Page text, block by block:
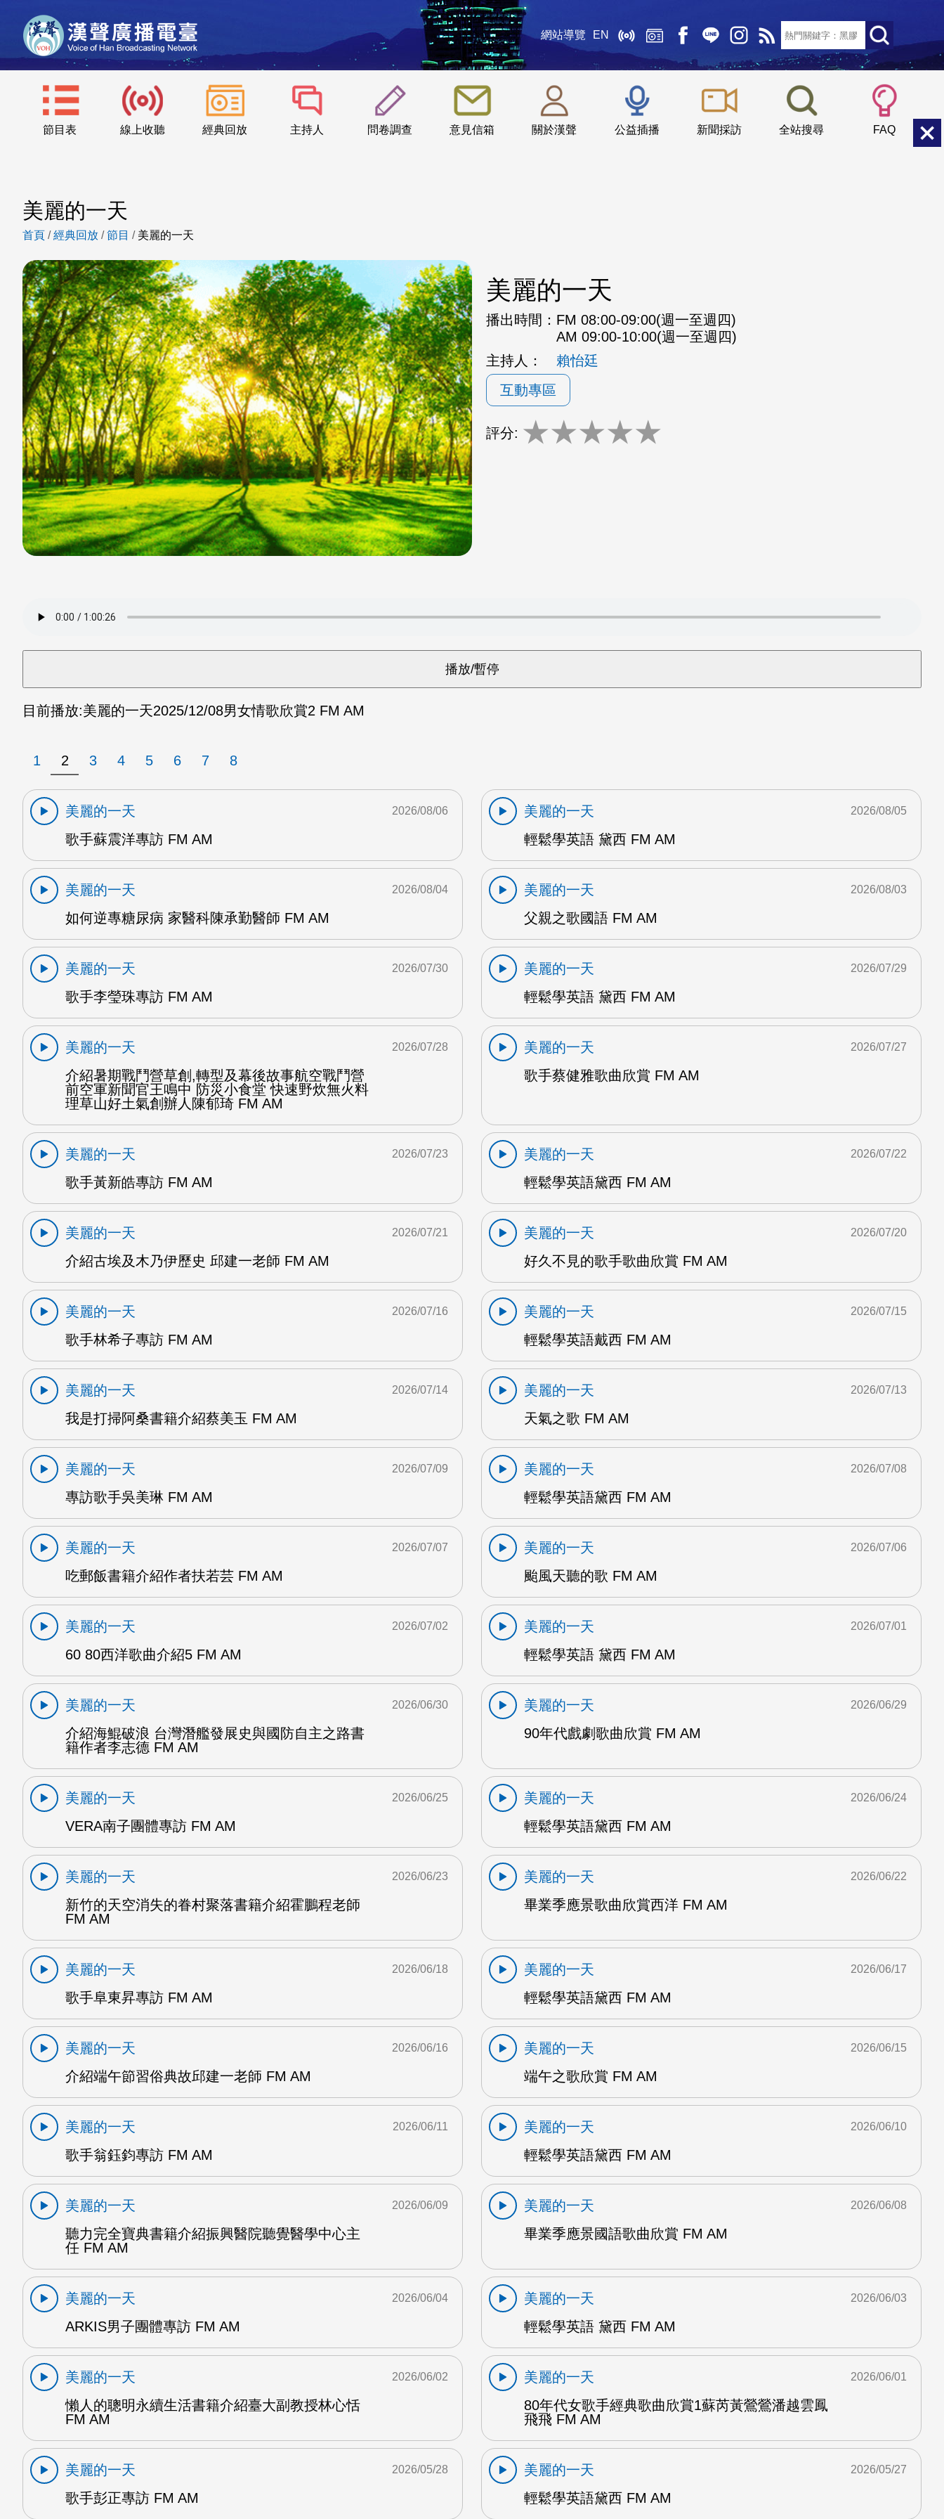
網站導覽 EN
節目表 線上收聽 經典回放 主持人 問卷調查 意見信箱 關於漢聲 公益插播 新聞採訪 全站搜尋 FAQ
::: 小 中
美麗的一天
首頁 /經典回放 /節目 / 美麗的一天
美麗的一天
播出時間： FM 08:00-09:00(週一至週四)
AM 09:00-10:00(週一至週四)
主持人：
賴怡廷
互動專區
評分: ★★★★★
目前播放:美麗的一天2025/12/08男女情歌欣賞2 FM AM
1 2 3 4 5 6 7 8
美麗的一天
歌手蘇震洋專訪 FM AM
2026/08/06
美麗的一天
輕鬆學英語 黛西 FM AM
2026/08/05
美麗的一天
如何逆專糖尿病 家醫科陳承勤醫師 FM AM
2026/08/04
美麗的一天
父親之歌國語 FM AM
2026/08/03
美麗的一天
歌手李瑩珠專訪 FM AM
2026/07/30
美麗的一天
輕鬆學英語 黛西 FM AM
2026/07/29
美麗的一天
介紹暑期戰鬥營草創,轉型及幕後故事航空戰鬥營
前空軍新聞官王鳴中 防災小食堂 快速野炊無火料
理草山好土氣創辦人陳郁琦 FM AM
2026/07/28
美麗的一天
歌手蔡健雅歌曲欣賞 FM AM
2026/07/27
美麗的一天
歌手黃新皓專訪 FM AM
2026/07/23
美麗的一天
輕鬆學英語黛西 FM AM
2026/07/22
美麗的一天
介紹古埃及木乃伊歷史 邱建一老師 FM AM
2026/07/21
美麗的一天
好久不見的歌手歌曲欣賞 FM AM
2026/07/20
美麗的一天
歌手林希子專訪 FM AM
2026/07/16
美麗的一天
輕鬆學英語戴西 FM AM
2026/07/15
美麗的一天
我是打掃阿桑書籍介紹蔡美玉 FM AM
2026/07/14
美麗的一天
天氣之歌 FM AM
2026/07/13
美麗的一天
專訪歌手吳美琳 FM AM
2026/07/09
美麗的一天
輕鬆學英語黛西 FM AM
2026/07/08
美麗的一天
吃郵飯書籍介紹作者扶若芸 FM AM
2026/07/07
美麗的一天
颱風天聽的歌 FM AM
2026/07/06
美麗的一天
60 80西洋歌曲介紹5 FM AM
2026/07/02
美麗的一天
輕鬆學英語 黛西 FM AM
2026/07/01
美麗的一天
介紹海鯤破浪 台灣潛艦發展史與國防自主之路書
籍作者李志德 FM AM
2026/06/30
美麗的一天
90年代戲劇歌曲欣賞 FM AM
2026/06/29
美麗的一天
VERA南子團體專訪 FM AM
2026/06/25
美麗的一天
輕鬆學英語黛西 FM AM
2026/06/24
美麗的一天
新竹的天空消失的眷村聚落書籍介紹霍鵬程老師
FM AM
2026/06/23
美麗的一天
畢業季應景歌曲欣賞西洋 FM AM
2026/06/22
美麗的一天
歌手阜東昇專訪 FM AM
2026/06/18
美麗的一天
輕鬆學英語黛西 FM AM
2026/06/17
美麗的一天
介紹端午節習俗典故邱建一老師 FM AM
2026/06/16
美麗的一天
端午之歌欣賞 FM AM
2026/06/15
美麗的一天
歌手翁鈺鈞專訪 FM AM
2026/06/11
美麗的一天
輕鬆學英語黛西 FM AM
2026/06/10
美麗的一天
聽力完全寶典書籍介紹振興醫院聽覺醫學中心主
任 FM AM
2026/06/09
美麗的一天
畢業季應景國語歌曲欣賞 FM AM
2026/06/08
美麗的一天
ARKIS男子團體專訪 FM AM
2026/06/04
美麗的一天
輕鬆學英語 黛西 FM AM
2026/06/03
美麗的一天
懶人的聰明永續生活書籍介紹臺大副教授林心恬
FM AM
2026/06/02
美麗的一天
80年代女歌手經典歌曲欣賞1蘇芮黃鶯鶯潘越雲鳳
飛飛 FM AM
2026/06/01
美麗的一天
歌手彭正專訪 FM AM
2026/05/28
美麗的一天
輕鬆學英語黛西 FM AM
2026/05/27